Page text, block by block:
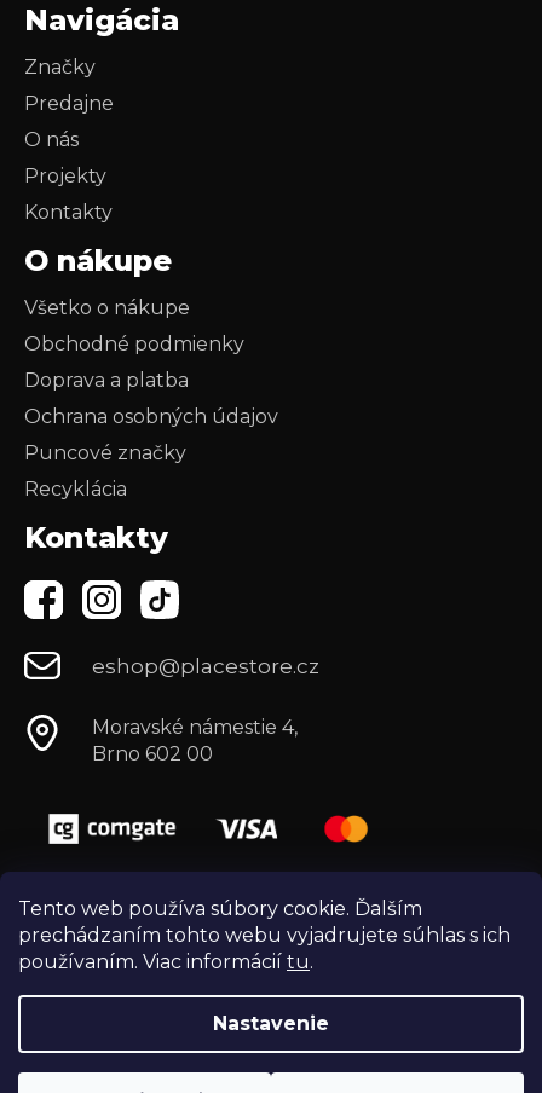
Tento web používa súbory cookie. Ďalším
prechádzaním tohto webu vyjadrujete súhlas s ich
používaním. Viac informácií tu.
Nastavenie
Navigácia
Značky
Predajne
O nás
Projekty
Kontakty
O nákupe
Všetko o nákupe
Obchodné podmienky
Doprava a platba
Ochrana osobných údajov
Puncové značky
Recyklácia
Kontakty
eshop@placestore.cz
Moravské námestie 4,
Brno 602 00
Vytvoril Shoptet
Copyright 2026Môj e-shop. Všetky práva